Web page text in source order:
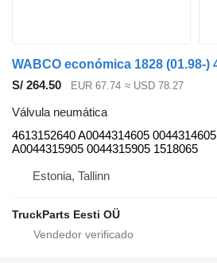
S/ 264.50 EUR 67.74 ≈ USD 78.27
Válvula neumática
4613152640 A0044314605 0044314605
A0044315905 0044315905 1518065
Estonia, Tallinn
TruckParts Eesti OÜ